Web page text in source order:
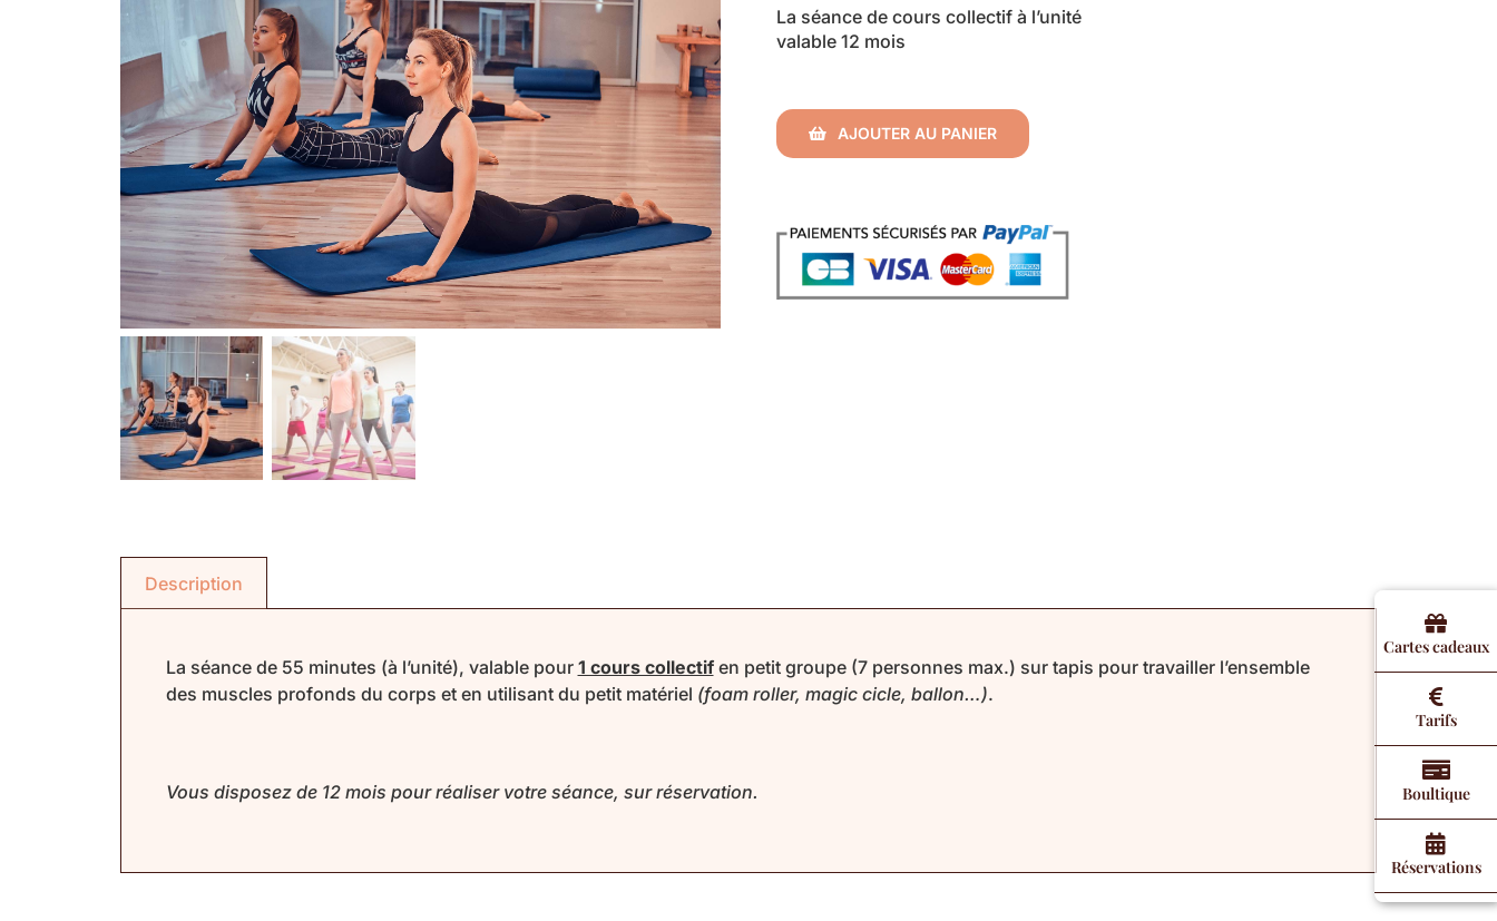
La séance de cours collectif à l’unité
valable 12 mois
AJOUTER AU PANIER
Description
La séance de 55 minutes (à l’unité), valable pour 1 cours collectif en petit groupe (7 personnes max.) sur tapis pour travailler l’ensemble
des muscles profonds du corps et en utilisant du petit matériel (foam roller, magic cicle, ballon…).
Vous disposez de 12 mois pour réaliser votre séance, sur réservation.
Cartes cadeaux
Tarifs
Boultique
Réservations